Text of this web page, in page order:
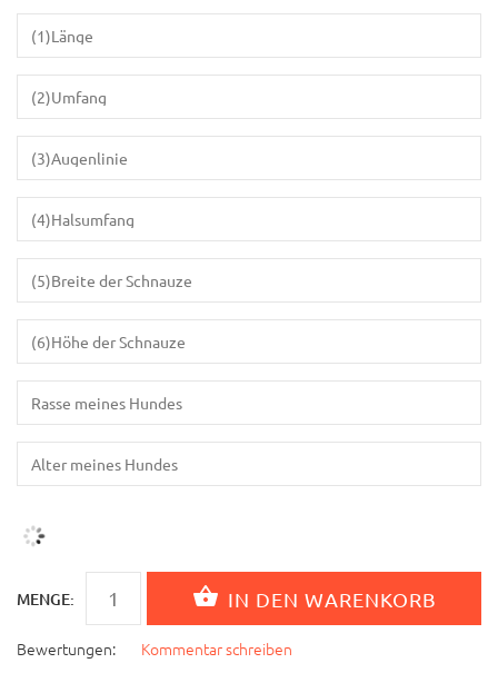
MENGE:
Bewertungen: Kommentar schreiben